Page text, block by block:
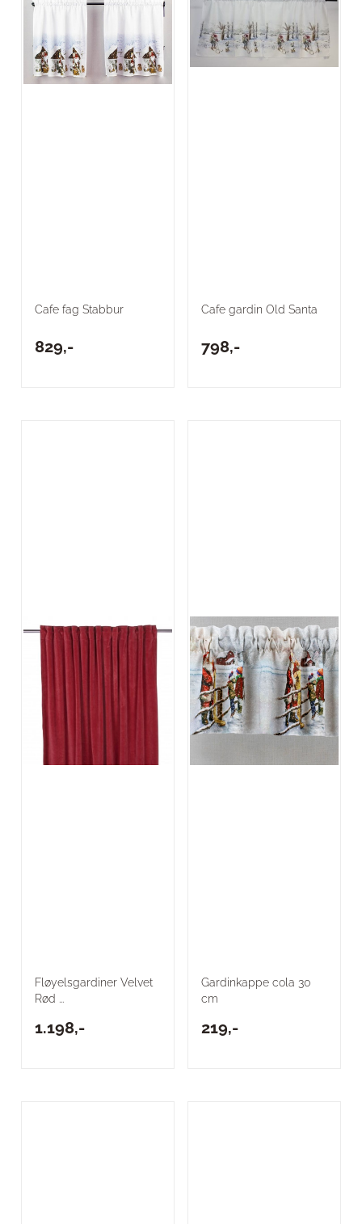
Cafe fag Stabbur
829,-
Cafe gardin Old Santa
798,-
Fløyelsgardiner Velvet
Rød ...
1.198,-
Gardinkappe cola 30
cm
219,-